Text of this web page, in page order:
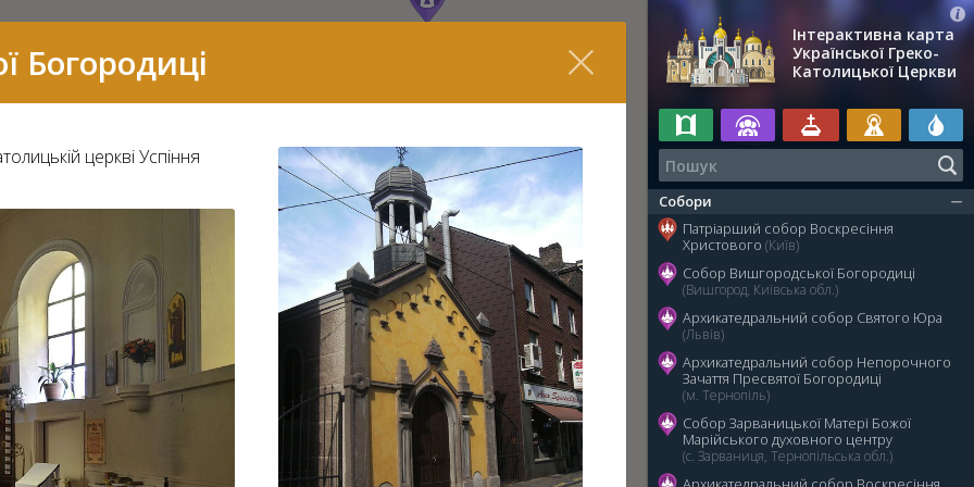
Інтерактивна карта
Української Греко-
Католицької Церкви
Собори
Патріарший собор Воскресіння
Христового (Київ)
Собор Вишгородської Богородиці
(Вишгород, Київська обл.)
Архикатедральний собор Святого Юра
(Львів)
Архикатедральний собор Непорочного
Зачаття Пресвятої Богородиці
(м. Тернопіль)
Собор Зарваницької Матері Божої
Марійського духовного центру
(с. Зарваниця, Тернопільська обл.)
Богородиці
церкві Успіння
37
7